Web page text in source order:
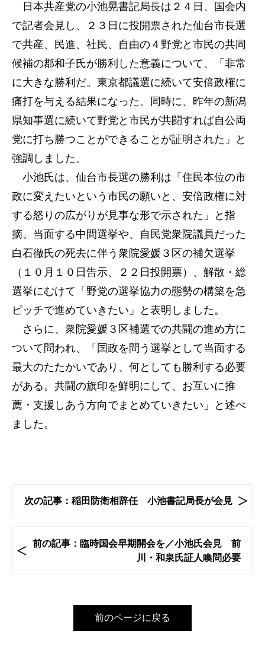
日本共産党の小池晃書記局長は２４日、国会内
で記者会見し、２３日に投開票された仙台市長選
で共産、民進、社民、自由の４野党と市民の共同
候補の郡和子氏が勝利した意義について、「非常
に大きな勝利だ。東京都議選に続いて安倍政権に
痛打を与える結果になった。同時に、昨年の新潟
県知事選に続いて野党と市民が共闘すれば自公両
党に打ち勝つことができることが証明された」と
強調しました。
小池氏は、仙台市長選の勝利は「住民本位の市
政に変えたいという市民の願いと、安倍政権に対
する怒りの広がりが見事な形で示された」と指
摘。当面する中間選挙や、自民党衆院議員だった
白石徹氏の死去に伴う衆院愛媛３区の補欠選挙
（１０月１０日告示、２２日投開票）、解散・総
選挙にむけて「野党の選挙協力の態勢の構築を急
ピッチで進めていきたい」と表明しました。
さらに、衆院愛媛３区補選での共闘の進め方に
ついて問われ、「国政を問う選挙として当面する
最大のたたかいであり、何としても勝利する必要
がある。共闘の旗印を鮮明にして、お互いに推
薦・支援しあう方向でまとめていきたい」と述べ
ました。
次の記事：稲田防衛相辞任 小池書記局長が会見
前の記事：臨時国会早期開会を／小池氏会見 前
川・和泉氏証人喚問必要
前のページに戻る